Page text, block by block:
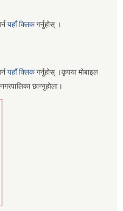
यहाँ क्लिक गर्नुहोस् ।
यहाँ क्लिक गर्नुहोस् ।कृपया मोबाइल
छान्नुहोला।